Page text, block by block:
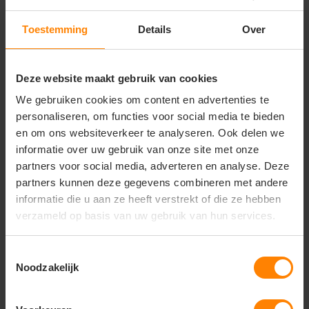
Toestemming Details Over
Deze website maakt gebruik van cookies
We gebruiken cookies om content en advertenties te
personaliseren, om functies voor social media te bieden
en om ons websiteverkeer te analyseren. Ook delen we
informatie over uw gebruik van onze site met onze
partners voor social media, adverteren en analyse. Deze
partners kunnen deze gegevens combineren met andere
informatie die u aan ze heeft verstrekt of die ze hebben
verzameld op basis van uw gebruik van hun services.
Noodzakelijk
65% polyester/35% katoen
Twee- en drievoudig gestikt bij de broekspijpen
tailleband. Ergonomisch gevormde broekspijpen.
Riemlussen. D-ring. Gulp met rits. Gereedschapslus
aan beide zijden van de tailleband. Spijkerzakken
met versterkingen, extra zakken en lussen voor
de spijkerzakken. Voorzakken. Achterzakken met
versterking, klep en klittenbandsluiting. Verstelbare
hamerlussen. Dijbeenzak met telefoonzak en klep
met klittenbandsluiting. Duimstokzak versterkt
med CORDURA® en met klein zakje aan de
buitenzijde. Pennenzakje. Knopen ter bevestiging
van een mes. Verstelbare kniezakken van
Reflectie-effecten. Gecertificeerd in combinatie
met kniebeschermertype large in